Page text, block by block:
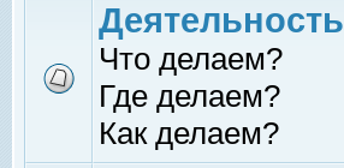
Деятельность
Что делаем?
Где делаем?
Как делаем?